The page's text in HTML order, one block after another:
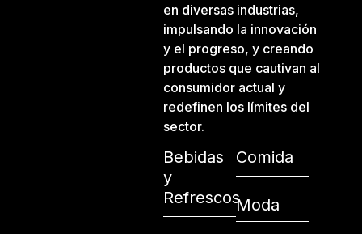
en diversas industrias,
impulsando la innovación
y el progreso, y creando
productos que cautivan al
consumidor actual y
redefinen los límites del
sector.
Bebidas
y
Refrescos
Comida
Moda